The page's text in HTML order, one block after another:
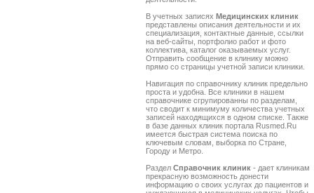
В учетных записях Медицинских клиник
представлены описания деятельности и их
специализация, контактные данные, ссылки
на веб-сайты, портфолио работ и фото
коллектива, каталог оказываемых услуг.
Отправить сообщение в клинику можно
прямо со страницы учетной записи клиники.
Навигация по справочнику клиник предельно
проста и удобна. Все клиники в нашем
справочнике сгрупированны по разделам,
что сводит к минимуму количества учетных
записей находящихся в одном списке. Также
в базе данных клиник портала Rusmed.Ru
имеется быстрая система поиска по
ключевым словам, выборка по Стране,
Городу и Метро.
Раздел Справочник клиник - дает клиникам
прекрасную возможность донести
информацию о своих услугах до пациентов и